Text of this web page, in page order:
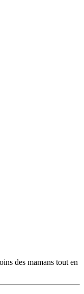
des mamans tout en